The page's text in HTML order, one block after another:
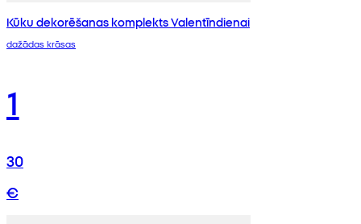
Kūku dekorēšanas komplekts Valentīndienai
dažādas krāsas
1
30
€